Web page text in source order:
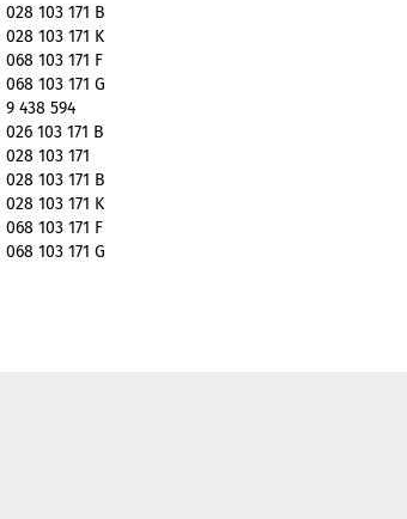
028 103 171 B
028 103 171 K
068 103 171 F
068 103 171 G
9 438 594
026 103 171 B
028 103 171
028 103 171 B
028 103 171 K
068 103 171 F
068 103 171 G